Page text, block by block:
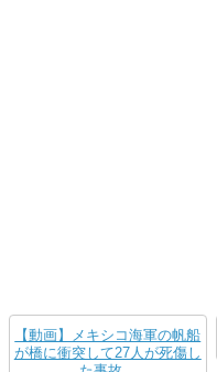
【動画】メキシコ海軍の帆船
が橋に衝突して27人が死傷し